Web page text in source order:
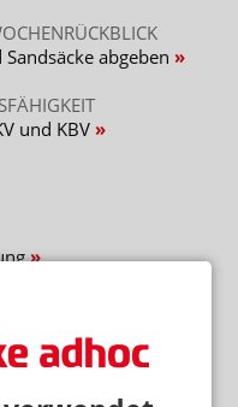
abgeben
und KBV
nicht